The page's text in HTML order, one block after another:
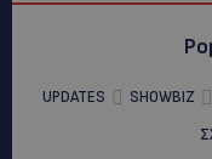
UPDATES SHOWBIZ